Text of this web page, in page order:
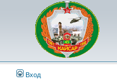
Вход